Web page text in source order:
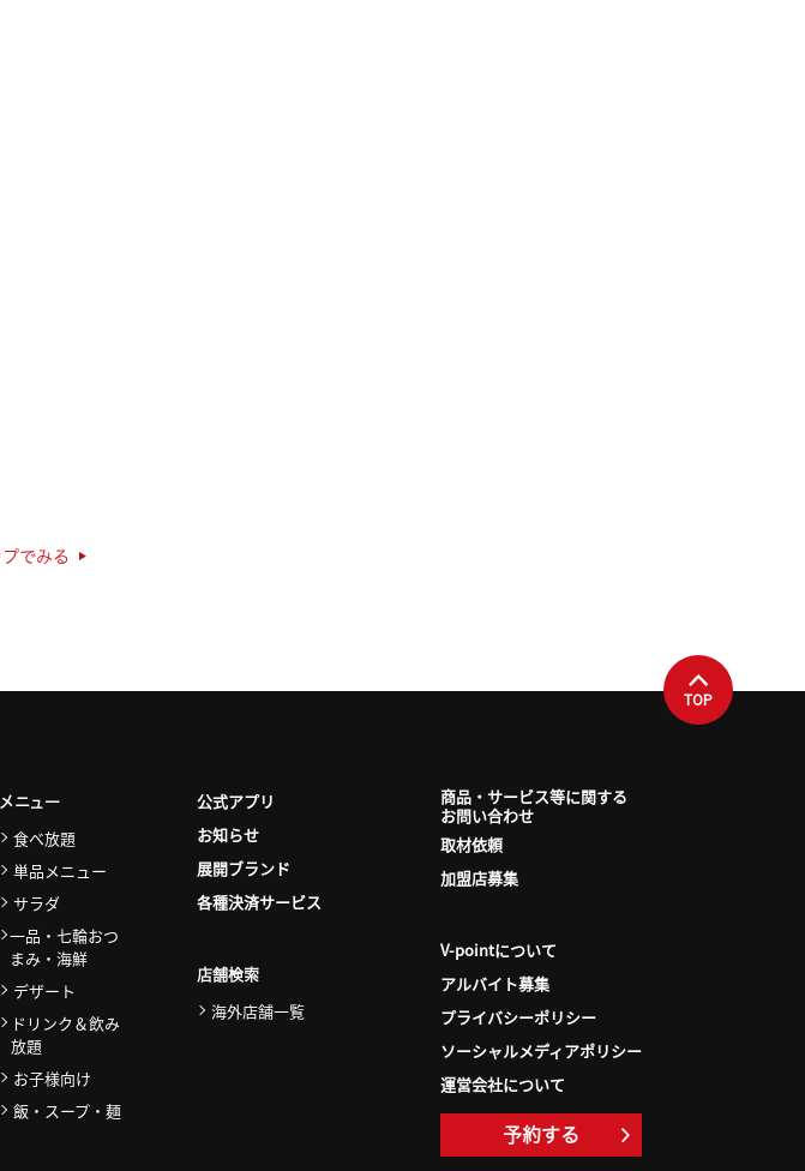
でみる
TOP
メニュー
食べ放題
単品メニュー
サラダ
一品・七輪おつ
まみ・海鮮
デザート
ドリンク＆飲み
放題
お子様向け
飯・スープ・麺
公式アプリ
お知らせ
展開ブランド
各種決済サービス
店舗検索
海外店舗一覧
商品・サービス等に関する
お問い合わせ
取材依頼
加盟店募集
V-pointについて
アルバイト募集
プライバシーポリシー
ソーシャルメディアポリシー
運営会社について
予約する